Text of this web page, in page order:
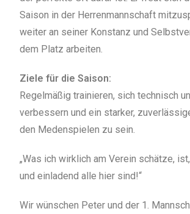
Saison in der Herrenmannschaft
weiter an seiner Konstanz und
dem Platz arbeiten.
Ziele für die Saison:
Regelmäßig trainieren, sich technisch
verbessern und ein starker,
den Medenspielen zu sein.
„Was ich wirklich am Verein schätze,
und einladend alle hier sind!“
Wir wünschen Peter und der 1.